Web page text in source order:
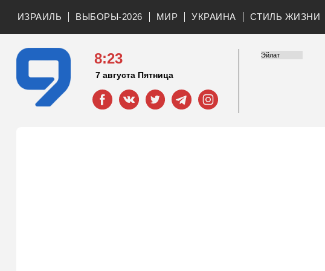
ИЗРАИЛЬ ВЫБОРЫ-2026 МИР УКРАИНА СТИЛЬ ЖИЗНИ
8:23
7 августа Пятница